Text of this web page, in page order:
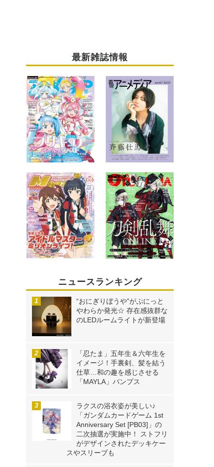
最新雑誌情報
ニュースランキング
“おにぎりぼうや”がぷにっと
やわらか発光☆ 存在感抜群な
のLEDルームライトが新登場
「忍たま」五年生＆六年生を
イメージ！手裏剣、髪を結う
仕草…和の趣を感じさせる
「MAYLA」パンプス
ラクスの浴衣姿が美しい♪
「ガンダムカードゲーム 1st
Anniversary Set [PB03]」の
二次抽選が実施中！ ストフリ
がデザインされたデッキケー
スやスリーブも